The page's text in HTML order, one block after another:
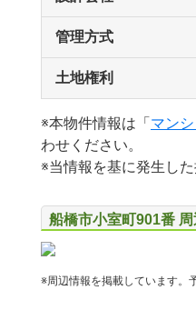
管理方式
土地権利
※本物件情報は「 マン
わせください。
※当情報を基に発生し
船橋市小室町901番
※周辺情報を掲載しています。